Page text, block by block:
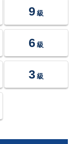
9 級
6 級
3 級